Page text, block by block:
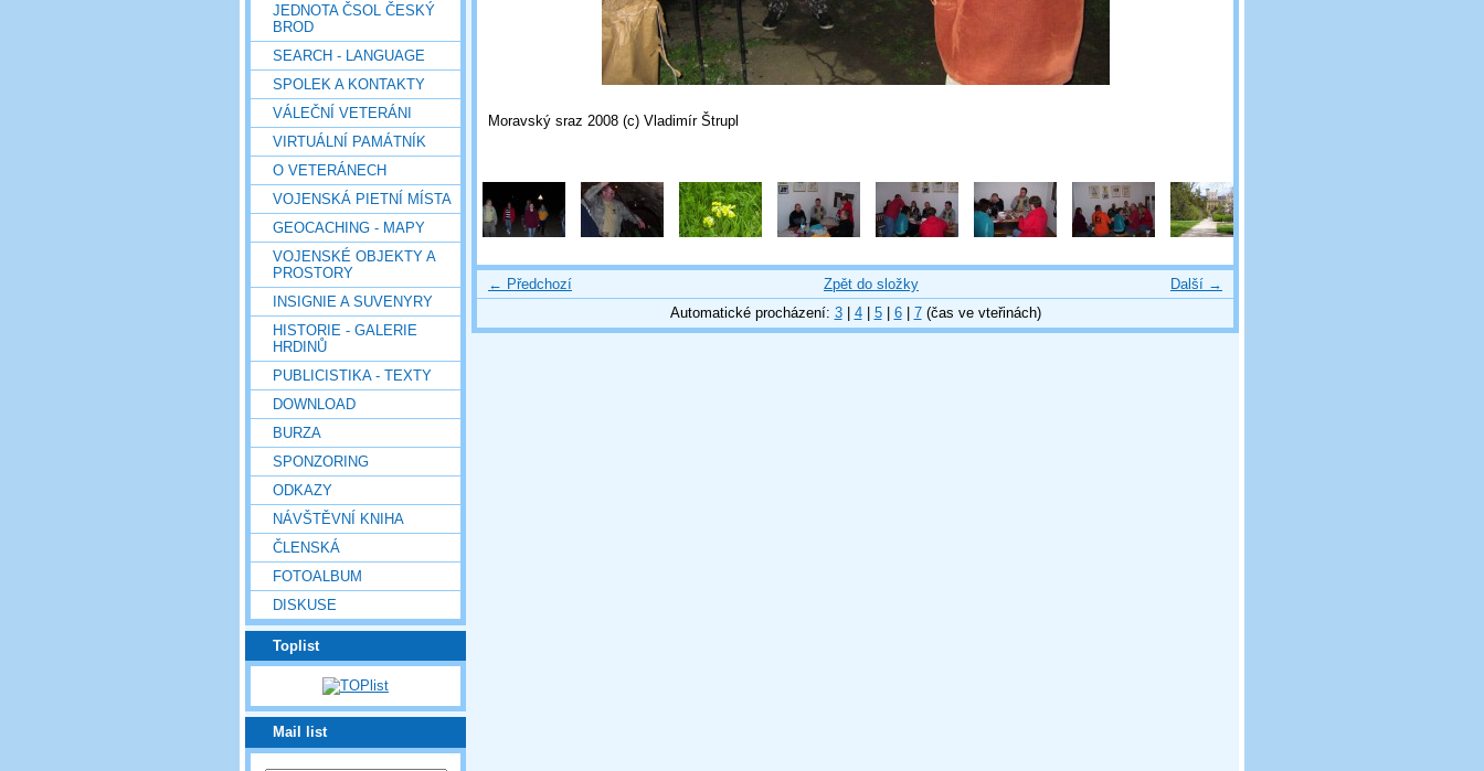
JEDNOTA ČSOL ČESKÝ
BROD
SEARCH - LANGUAGE
SPOLEK A KONTAKTY
VÁLEČNÍ VETERÁNI
VIRTUÁLNÍ PAMÁTNÍK
O VETERÁNECH
VOJENSKÁ PIETNÍ MÍSTA
GEOCACHING - MAPY
VOJENSKÉ OBJEKTY A
PROSTORY
INSIGNIE A SUVENYRY
HISTORIE - GALERIE
HRDINŮ
PUBLICISTIKA - TEXTY
DOWNLOAD
BURZA
SPONZORING
ODKAZY
NÁVŠTĚVNÍ KNIHA
ČLENSKÁ
FOTOALBUM
DISKUSE
Toplist
Mail list
Moravský sraz 2008 (c) Vladimír Štrupl
← Předchozí Další →
Zpět do složky
Automatické procházení: 3| 4| 5| 6| 7(čas ve vteřinách)